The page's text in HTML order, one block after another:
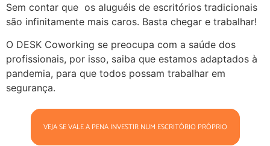
Sem contar que os aluguéis de escritórios tradicionais
são infinitamente mais caros. Basta chegar e trabalhar!
O DESK Coworking se preocupa com a saúde dos
profissionais, por isso, saiba que estamos adaptados à
pandemia, para que todos possam trabalhar em
segurança.
VEJA SE VALE A PENA INVESTIR NUM ESCRITÓRIO PRÓPRIO